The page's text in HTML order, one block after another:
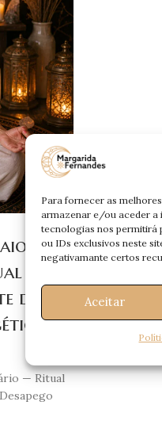
Para fornecer as
armazenar e/ou aceder a
tecnologias nos permitirá
ou IDs exclusivos neste
negativamante certos
Aceitar
de
de
de
— Ritual